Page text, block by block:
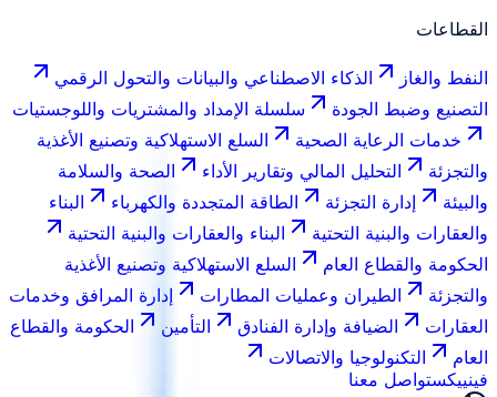
القطاعات
النفط والغاز
الذكاء الاصطناعي والبيانات والتحول الرقمي
التصنيع وضبط الجودة
سلسلة الإمداد والمشتريات واللوجستيات
خدمات الرعاية الصحية
السلع الاستهلاكية وتصنيع الأغذية
والتجزئة
التحليل المالي وتقارير الأداء
الصحة والسلامة
والبيئة
إدارة التجزئة الطاقة المتجددة والكهرباء
البناء
والعقارات والبنية التحتية
البناء والعقارات والبنية التحتية
الحكومة والقطاع العام
السلع الاستهلاكية وتصنيع الأغذية
والتجزئة
الطيران وعمليات المطارات
إدارة المرافق وخدمات
العقارات
الضيافة وإدارة الفنادق التأمين
الحكومة والقطاع
العام
التكنولوجيا والاتصالات
فينييكستواصل معنا